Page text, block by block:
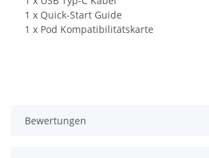
1 x Quick-Start Guide
1 x Pod Kompatibilitätskarte
Bewertungen